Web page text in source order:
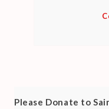
Please Donate to